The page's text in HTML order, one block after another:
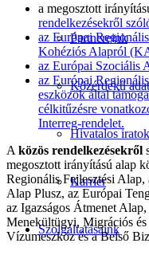
Partnereink
Közérdekű
Hivatalos iratok
Karrier
Szolgáltatásaink
a megosztott
rendelkezésekről
az Európai
Kohéziós Alapról
az Európai Szociális
az Európai
eszközök által
célkitűzésre
Interreg-rendelet.
A közös rendelkezésekről
megosztott irányítású alap
Regionális Fejlesztési
Alap Plusz, az Európai
az Igazságos Átmenet
Menekültügyi, Migrációs és
Vízumeszköz és a Belső